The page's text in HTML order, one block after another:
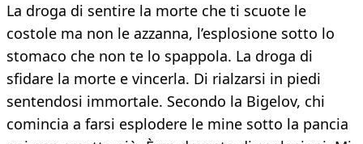
La droga di sentire la morte che ti scuote le
costole ma non le azzanna, l’esplosione sotto lo
stomaco che non te lo spappola. La droga di
sfidare la morte e vincerla. Di rialzarsi in piedi
sentendosi immortale. Secondo la Bigelov, chi
comincia a farsi esplodere le mine sotto la pancia